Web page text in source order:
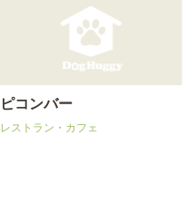
ピコンバー
レストラン・カフェ